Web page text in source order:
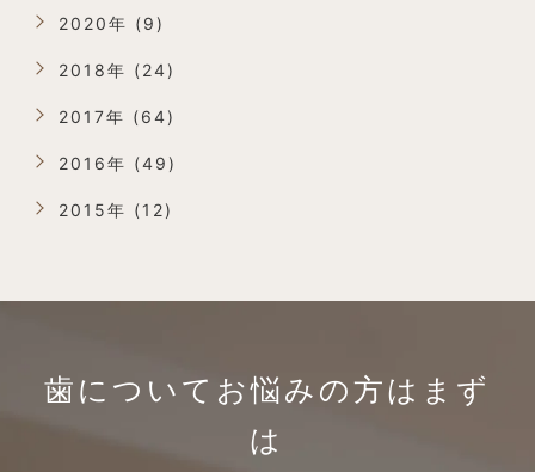
2020年 (9)
2018年 (24)
2017年 (64)
2016年 (49)
2015年 (12)
歯についてお悩みの方は まず
は